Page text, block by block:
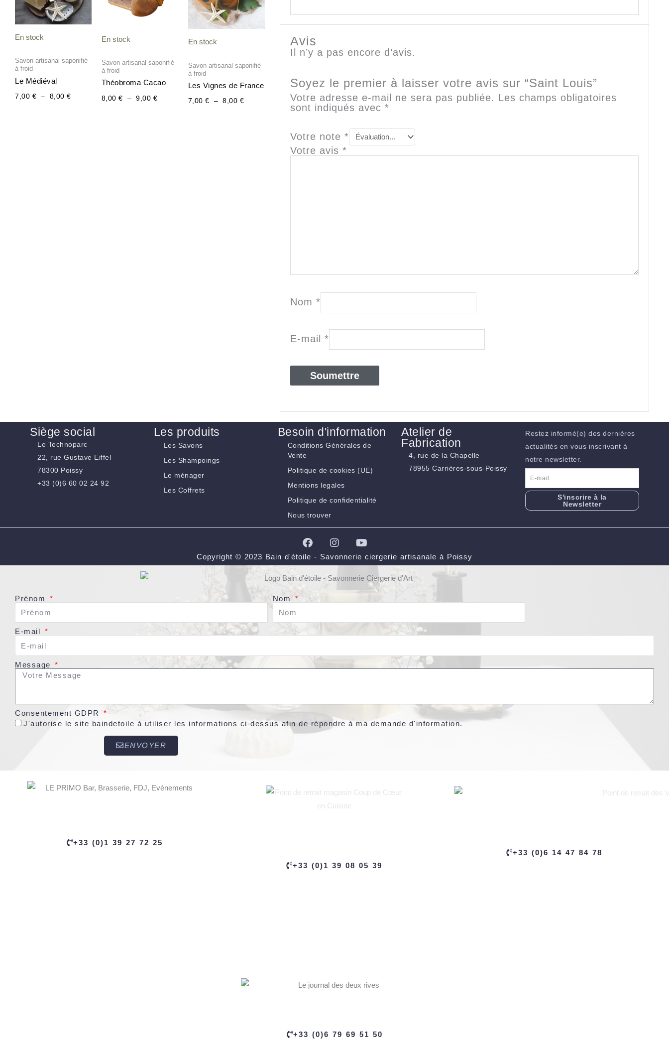
En stock
Savon artisanal saponifié
à froid
Le Médiéval
7,00 € – 8,00 €
En stock
Savon artisanal saponifié
à froid
Théobroma Cacao
8,00€ – 9,00 €
En stock
Savon artisanal saponifié
à froid
Les Vignes de France
7,00€ – 8,00 €
Avis
Il n’y a pas encore d’avis.
Soyez le premier à laisser votre avis sur “Saint Louis”
Votre adresse e-mail ne sera pas publiée. Les champs obligatoires
sont indiqués avec *
Votre note *
Votre avis *
Nom *
E-mail *
Siège social
Le Technoparc
22, rue Gustave Eiffel
78300 Poissy
+33 (0)6 60 02 24 92
Les produits
Les Savons
Les Shampoings
Le ménager
Les Coffrets
Besoin d'information
Conditions Générales de
Vente
Politique de cookies (UE)
Mentions legales
Politique de confidentialité
Nous trouver
Atelier de
Fabrication
4, rue de la Chapelle
78955 Carrières-sous-Poissy
Restez informé(e) des dernières
actualités en vous inscrivant à
notre newsletter.
S'inscrire à la
Newsletter
F
a
c
e
b
o
I
n
s
t
a
Y
o
u
t
u
Copyright © 2023 Bain d'étoile - Savonnerie ciergerie artisanale à Poissy
Prénom Nom
E-mail
Message
Consentement GDPR
J'autorise le site baindetoile à utiliser les informations ci-dessus afin de répondre à ma demande d'information.
ENVOYER
+33 (0)1 39 27 72 25
+33 (0)1 39 08 05 39
+33 (0)6 14 47 84 78
+33 (0)6 79 69 51 50